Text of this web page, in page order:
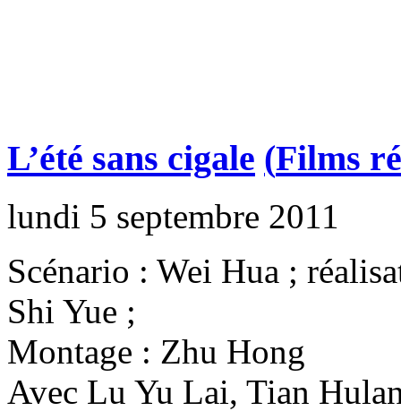
L’été sans cigale (Films
lundi 5 septembre 2011
Scénario : Wei Hua ;
Shi Yue ;
Montage : Zhu Hong
Avec Lu Yu Lai, Tian